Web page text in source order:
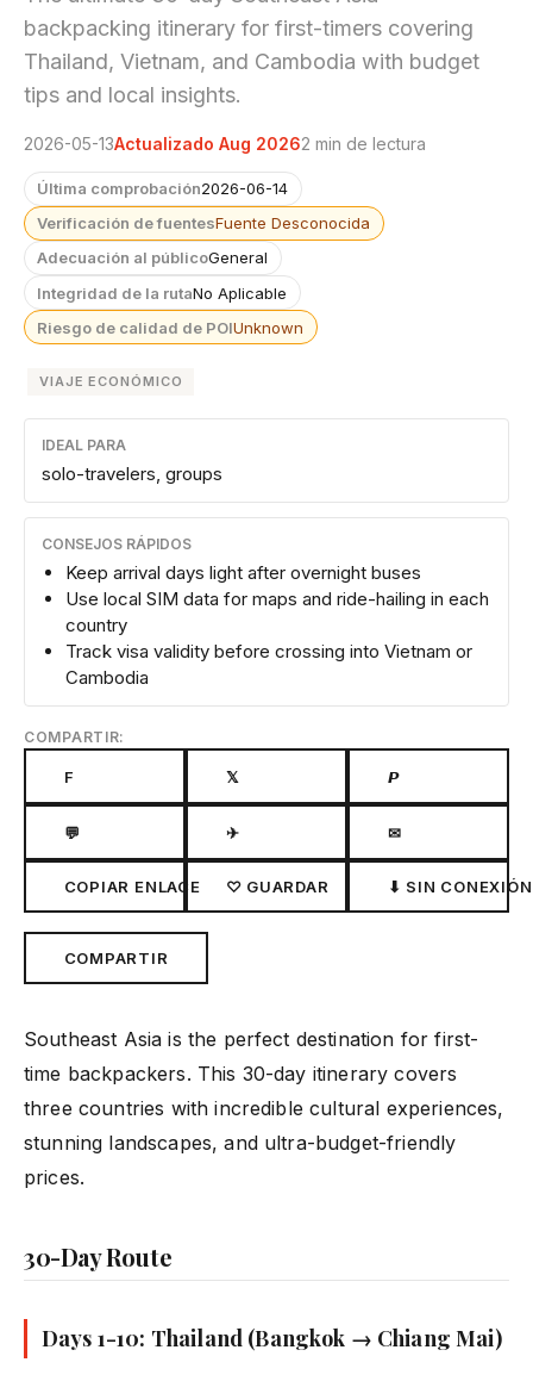
backpacking itinerary for first-timers covering
Thailand, Vietnam, and Cambodia with budget
tips and local insights.
2026-05-13Actualizado Aug 20262 min de lectura
Última comprobación2026-06-14
Verificación de fuentesFuente Desconocida
Adecuación al públicoGeneral
Integridad de la rutaNo Aplicable
Riesgo de calidad de POIUnknown
VIAJE ECONÓMICO
IDEAL PARA
solo-travelers, groups
CONSEJOS RÁPIDOS
Keep arrival days light after overnight buses
Use local SIM data for maps and ride-hailing in each
country
Track visa validity before crossing into Vietnam or
Cambodia
COMPARTIR:
F 𝕏 𝙋
💬 ✈ ✉
COPIAR ENLACE ♡ GUARDAR ⬇ SIN CONEXIÓN
COMPARTIR
Southeast Asia is the perfect destination for first-
time backpackers. This 30-day itinerary covers
three countries with incredible cultural experiences,
stunning landscapes, and ultra-budget-friendly
prices.
30-Day Route
Days 1-10: Thailand (Bangkok → Chiang Mai)